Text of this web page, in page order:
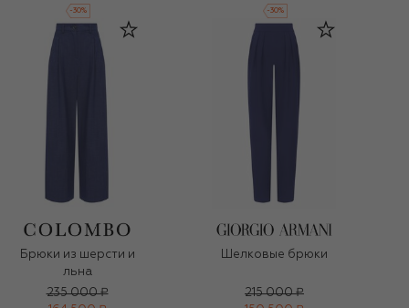
-30% -30%
Брюки из шерсти и
льна
235 000 ₽
Шелковые брюки
215 000 ₽